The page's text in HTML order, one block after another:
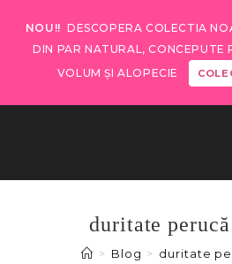
NOU!! DESCOPERA COLECTIA
DIN PAR NATURAL, CONCEPUTE
VOLUM ȘI ALOPECIE
duritate
> Blog > duritate